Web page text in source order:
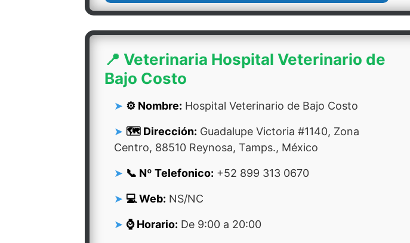
📍 Veterinaria Hospital Veterinario de
Bajo Costo
⚙️ Nombre: Hospital Veterinario de Bajo Costo
🗺️ Dirección: Guadalupe Victoria #1140, Zona
Centro, 88510 Reynosa, Tamps., México
📞 Nº Telefonico: +52 899 313 0670
💻 Web: NS/NC
⌚ Horario: De 9:00 a 20:00